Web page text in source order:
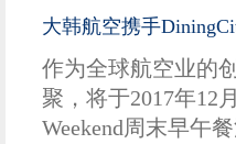
大韩航空携手
作为全球航空业的
聚，将于2017年12
Weekend周末早午